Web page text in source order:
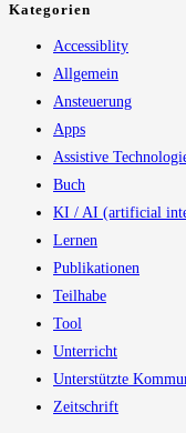
Kategorien
Accessiblity
Allgemein
Ansteuerung
Apps
Assistive
Buch
KI / AI (artificial
Lernen
Publikationen
Teilhabe
Tool
Unterricht
Unterstützte
Zeitschrift